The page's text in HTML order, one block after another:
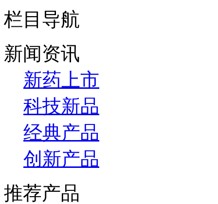
栏目导航
新闻资讯
新药上市
科技新品
经典产品
创新产品
推荐产品